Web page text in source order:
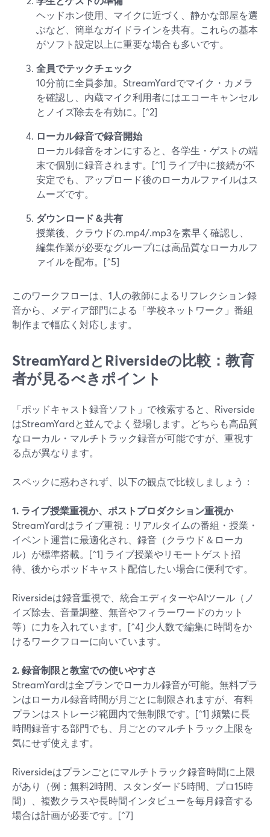
ヘッドホン使用、マイクに近づく、静かな部屋を選
ぶなど、簡単なガイドラインを共有。これらの基本
がソフト設定以上に重要な場合も多いです。
全員でテックチェック
10分前に全員参加。StreamYardでマイク・カメラ
を確認し、内蔵マイク利用者にはエコーキャンセル
とノイズ除去を有効に。[^2]
ローカル録音で録音開始
ローカル録音をオンにすると、各学生・ゲストの端
末で個別に録音されます。[^1] ライブ中に接続が不
安定でも、アップロード後のローカルファイルはス
ムーズです。
ダウンロード＆共有
授業後、クラウドの.mp4/.mp3を素早く確認し、
編集作業が必要なグループには高品質なローカルフ
ァイルを配布。[^5]
このワークフローは、1人の教師によるリフレクション録
音から、メディア部門による「学校ネットワーク」番組
制作まで幅広く対応します。
StreamYardとRiversideの比較：教育
者が見るべきポイント
「ポッドキャスト録音ソフト」で検索すると、Riverside
はStreamYardと並んでよく登場します。どちらも高品質
なローカル・マルチトラック録音が可能ですが、重視す
る点が異なります。
スペックに惑わされず、以下の観点で比較しましょう：
1. ライブ授業重視か、ポストプロダクション重視か
StreamYardはライブ重視：リアルタイムの番組・授業・
イベント運営に最適化され、録音（クラウド＆ローカ
ル）が標準搭載。[^1] ライブ授業やリモートゲスト招
待、後からポッドキャスト配信したい場合に便利です。
Riversideは録音重視で、統合エディターやAIツール（ノ
イズ除去、音量調整、無音やフィラーワードのカット
等）に力を入れています。[^4] 少人数で編集に時間をか
けるワークフローに向いています。
2. 録音制限と教室での使いやすさ
StreamYardは全プランでローカル録音が可能。無料プラ
ンはローカル録音時間が月ごとに制限されますが、有料
プランはストレージ範囲内で無制限です。[^1] 頻繁に長
時間録音する部門でも、月ごとのマルチトラック上限を
気にせず使えます。
Riversideはプランごとにマルチトラック録音時間に上限
があり（例：無料2時間、スタンダード5時間、プロ15時
間）、複数クラスや長時間インタビューを毎月録音する
場合は計画が必要です。[^7]